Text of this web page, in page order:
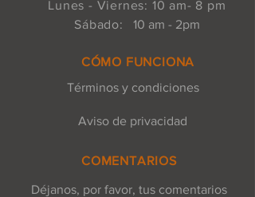
Lunes - Viernes: 10 am- 8 pm
Sábado:
10 am - 2pm
CÓMO FUNCIONA
Términos y condiciones
Aviso de privacidad
COMENTARIOS
Déjanos, por favor, tus comentarios